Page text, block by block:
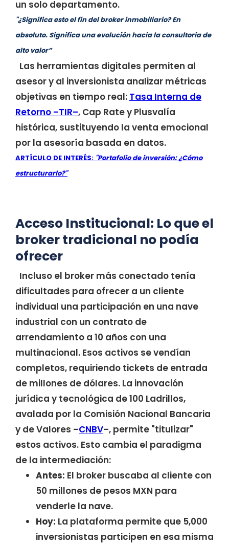
un solo departamento.
"¿Significa esto el fin del broker inmobiliario? En
absoluto. Significa una evolución hacia la consultoría de
alto valor”
Las herramientas digitales permiten al
asesor y al inversionista analizar métricas
objetivas en tiempo real: Tasa Interna de
Retorno –TIR–, Cap Rate y Plusvalía
histórica, sustituyendo la venta emocional
por la asesoría basada en datos.
ARTÍCULO DE INTERÉS: "Portafolio de inversión: ¿Cómo
estructurarlo?"
Acceso Institucional: Lo que el
broker tradicional no podía
ofrecer
Incluso el broker más conectado tenía
dificultades para ofrecer a un cliente
individual una participación en una nave
industrial con un contrato de
arrendamiento a 10 años con una
multinacional. Esos activos se vendían
completos, requiriendo tickets de entrada
de millones de dólares. La innovación
jurídica y tecnológica de 100 Ladrillos,
avalada por la Comisión Nacional Bancaria
y de Valores –CNBV–, permite "titulizar"
estos activos. Esto cambia el paradigma
de la intermediación:
Antes: El broker buscaba al cliente con
50 millones de pesos MXN para
venderle la nave.
Hoy: La plataforma permite que 5,000
inversionistas participen en esa misma